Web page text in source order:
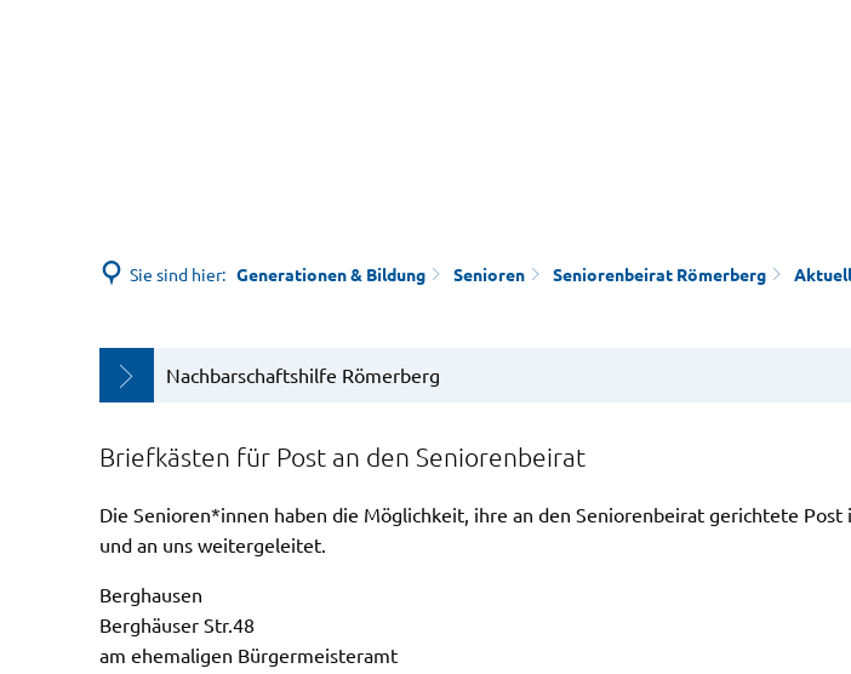
Sie sind hier: Generationen & Bildung Senioren Seniorenbeirat Römerberg
Aktuelle
Mitteilungen
Nachbarschaftshilfe Römerberg
Briefkästen für Post an den Seniorenbeirat
Die Senioren*innen haben die Möglichkeit, ihre an den Seniorenbeirat gerichtete
und an uns weitergeleitet.
Berghausen
Berghäuser Str.48
am ehemaligen Bürgermeisteramt